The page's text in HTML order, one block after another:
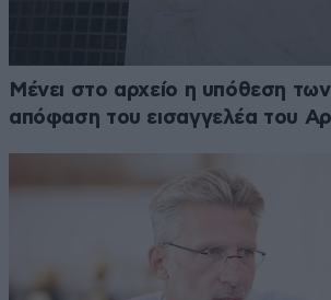
Μένει στο αρχείο η υπόθεση
απόφαση του εισαγγελέα του